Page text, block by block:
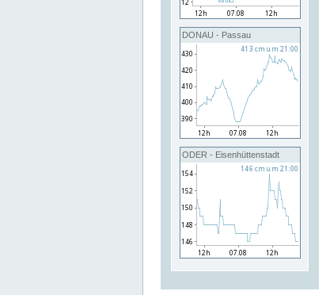
DONAU - Passau
ODER - Eisenhüttenstadt